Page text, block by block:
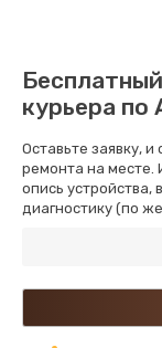
курьера по
Оставьте заявку,
ремонта на месте.
опись устройства,
диагностику (по